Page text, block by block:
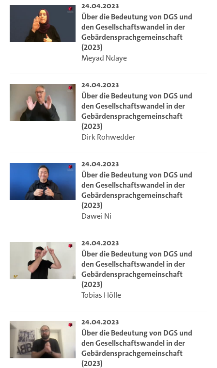
24.04.2023
Über die Bedeutung von DGS und
den Gesellschaftswandel in der
Gebärdensprachgemeinschaft
(2023)
Meyad Ndaye
24.04.2023
Über die Bedeutung von DGS und
den Gesellschaftswandel in der
Gebärdensprachgemeinschaft
(2023)
Dirk Rohwedder
24.04.2023
Über die Bedeutung von DGS und
den Gesellschaftswandel in der
Gebärdensprachgemeinschaft
(2023)
Dawei Ni
24.04.2023
Über die Bedeutung von DGS und
den Gesellschaftswandel in der
Gebärdensprachgemeinschaft
(2023)
Tobias Hölle
24.04.2023
Über die Bedeutung von DGS und
den Gesellschaftswandel in der
Gebärdensprachgemeinschaft
(2023)